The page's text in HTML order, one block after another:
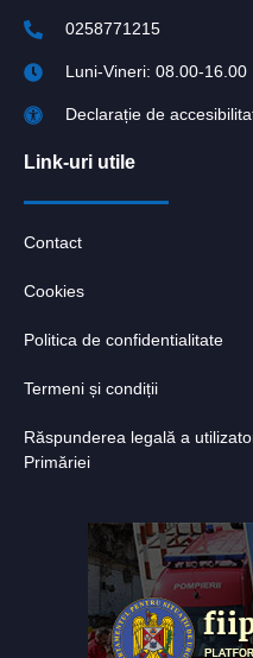
0258771215
Luni-Vineri: 08.00-16.00
Declarație de
Link-uri utile
Contact
Cookies
Politica de confidentialitate
Termeni și condiții
Răspunderea legală a
Primăriei